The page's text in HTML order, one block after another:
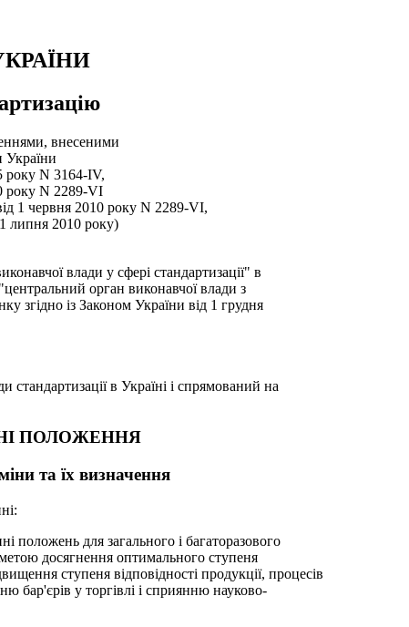
внесеними
України
року N 3164-IV,
року N 2289-VI
1 червня 2010 року N 2289-VI,
липня 2010 року)
влади у сфері стандартизації" в
орган виконавчої влади з
згідно із Законом України від 1 грудня
стандартизації в Україні і спрямований на
ПОЛОЖЕННЯ
та їх визначення
положень для загального і багаторазового
досягнення оптимального ступеня
ступеня відповідності продукції, процесів
бар'єрів у торгівлі і сприянню науково-